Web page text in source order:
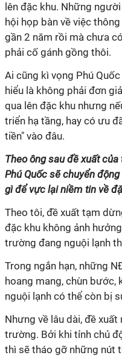
lên đặc khu. Những
hội họp bàn về việc
gần 2 năm rồi mà chưa
phải cố gánh gồng thôi.
Ai cũng kì vọng Phú
hiểu là không phải đơn
qua lên đặc khu nhưng
triển hạ tầng, hay có ưu
tiền" vào đâu.
Theo ông sau đề xuất
Phú Quốc sẽ chuyển
gì để vực lại niềm tin về
Theo tôi, đề xuất tạm
đặc khu không ảnh
trường đang nguội lạnh
Trong ngắn hạn, những
hoang mang, chùn
nguội lạnh có thể còn bị
Nhưng về lâu dài, đề
trường. Bởi khi tỉnh chủ
thì sẽ tháo gỡ những nút